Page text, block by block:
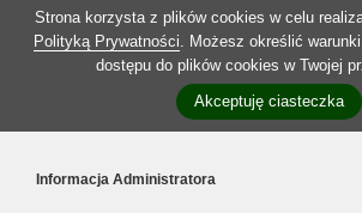
Strona korzysta z plików cookies w celu
Polityką Prywatności. Możesz określić
dostępu do plików cookies w Twojej
Akceptuję ciasteczka
Informacja Administratora